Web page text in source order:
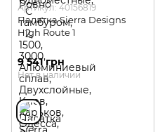
Артикул: 40156819
Палатка Sierra Designs
High Route 1
9 541 грн
Нет в наличии